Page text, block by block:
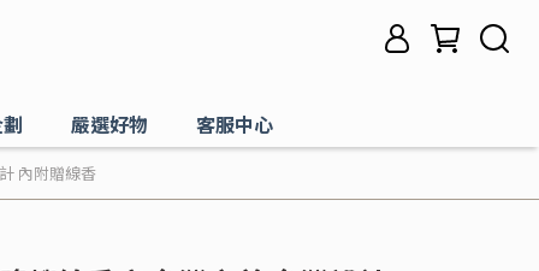
嚴選好物 客服中心
內附贈線香